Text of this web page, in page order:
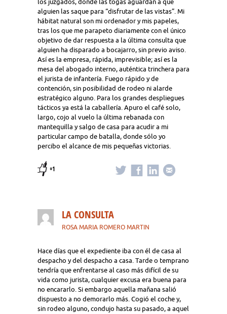
los juzgados, donde las togas aguardan a que
alguien las saque para “disfrutar de las vistas”. Mi
hábitat natural son mi ordenador y mis papeles,
tras los que me parapeto diariamente con el único
objetivo de dar respuesta a la última consulta que
alguien ha disparado a bocajarro, sin previo aviso.
Así es la empresa, rápida, imprevisible; así es la
mesa del abogado interno, auténtica trinchera para
el jurista de infantería. Fuego rápido y de
contención, sin posibilidad de rodeo ni alarde
estratégico alguno. Para los grandes despliegues
tácticos ya está la caballería. Apuro el café solo,
largo, cojo al vuelo la última rebanada con
mantequilla y salgo de casa para acudir a mi
particular campo de batalla, donde sólo yo
percibo el alcance de mis pequeñas victorias.
+1
LA CONSULTA
ROSA MARIA ROMERO MARTIN
Hace días que el expediente iba con él de casa al
despacho y del despacho a casa. Tarde o temprano
tendría que enfrentarse al caso más difícil de su
vida como jurista, cualquier excusa era buena para
no encararlo. Si embargo aquella mañana salió
dispuesto a no demorarlo más. Cogió el coche y,
sin rodeo alguno, condujo hasta su pasado, a aquel